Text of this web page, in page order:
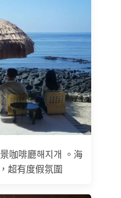
咖啡廳해지개 。海
超有度假氛圍